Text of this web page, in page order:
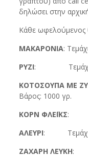
δηλώσει στην
Κάθε ωφελούμενος
ΜΑΚΑΡΟΝΙΑ:
ΡΥΖΙ: Τεμάχια
ΚΟΤΟΣΟΥΠΑ ΜΕ
Βάρος: 1000 γρ.
ΚΟΡΝ ΦΛΕΪΚΣ:
ΑΛΕΥΡΙ:
ΖΑΧΑΡΗ ΛΕΥΚΗ: